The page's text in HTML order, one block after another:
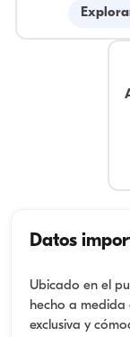
Datos
Ubicado en el
hecho a medida
exclusiva y